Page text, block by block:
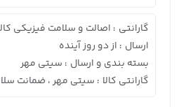
گارانتی : اصالت و سلامت فیزیکی
ارسال : از دو روز آینده
بسته بندی و ارسال : سیتی مهر
گارانتی کالا : سیتی مهر ، ضمانت